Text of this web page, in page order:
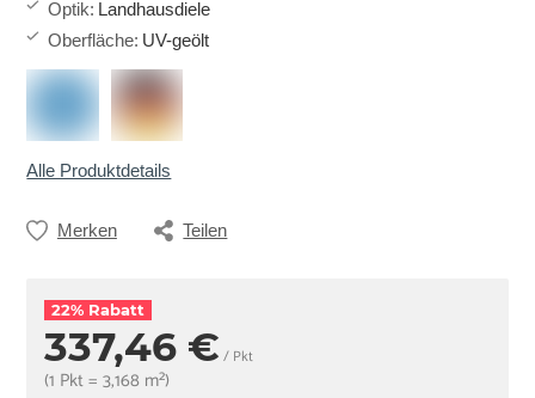
Optik: Landhausdiele
Oberfläche: UV-geölt
Alle Produktdetails
Merken Teilen
22% Rabatt
337,46 € / Pkt
(1 Pkt = 3,168 m²)